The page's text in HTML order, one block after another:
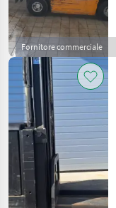
Fornitore commerciale